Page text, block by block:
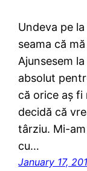
Undeva pe
seama că
Ajunsesem
absolut
că orice aș fi
decidă că
târziu. Mi-am
cu…
January 17,